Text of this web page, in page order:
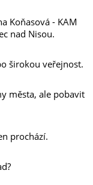
Koňasová - KAM
nad Nisou.
širokou veřejnost.
města, ale pobavit
prochází.